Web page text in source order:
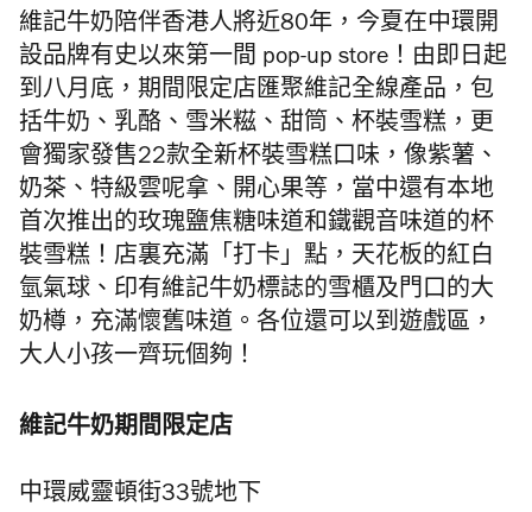
維記牛奶陪伴香港人將近80年，今夏在中環開
設品牌有史以來第一間 pop-up store！由即日起
到八月底，期間限定店匯聚維記全線產品，包
括牛奶、乳酪、雪米糍、甜筒、杯裝雪糕，更
會獨家發售22款全新杯裝雪糕口味，像紫薯、
奶茶、特級雲呢拿、開心果等，當中還有本地
首次推出的玫瑰鹽焦糖味道和鐵觀音味道的杯
裝雪糕！店裏充滿「打卡」點，天花板的紅白
氫氣球、印有維記牛奶標誌的雪櫃及門口的大
奶樽，充滿懷舊味道。各位還可以到遊戲區，
大人小孩一齊玩個夠！
維記牛奶期間限定店
中環威靈頓街33號地下